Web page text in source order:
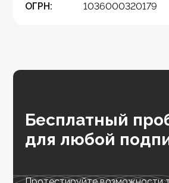
ОГРН:
1036000320179
Бесплатный
для любой